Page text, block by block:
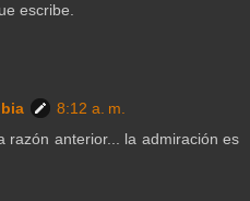
escribe.
8:12 a. m.
razón anterior... la admiración es